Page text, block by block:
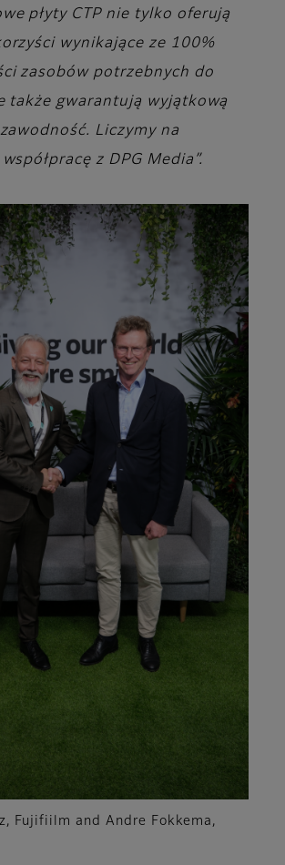
płyty CTP nie tylko oferują
wynikające ze 100%
zasobów potrzebnych do
także gwarantują wyjątkową
Liczymy na
z DPG Media”.
Fujifiilm and Andre Fokkema,